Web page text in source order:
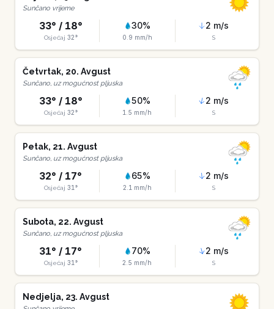
Sunčano vrijeme
33° / 18°
Osjećaj 32°
30%
0.9 mm/h
2 m/s
S
Četvrtak, 20. Avgust
Sunčano, uz mogućnost pljuska
33° / 18°
Osjećaj 32°
50%
1.5 mm/h
2 m/s
S
Petak, 21. Avgust
Sunčano, uz mogućnost pljuska
32° / 17°
Osjećaj 31 °
65%
2.1 mm/h
2 m/s
S
Subota, 22. Avgust
Sunčano, uz mogućnost pljuska
31° / 17°
Osjećaj 31 °
70%
2.5 mm/h
2 m/s
S
Nedjelja, 23. Avgust